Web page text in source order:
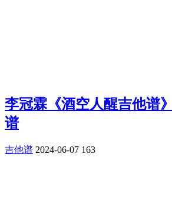
李冠霖《酒空人醒吉他谱
谱
吉他谱 2024-06-07 163